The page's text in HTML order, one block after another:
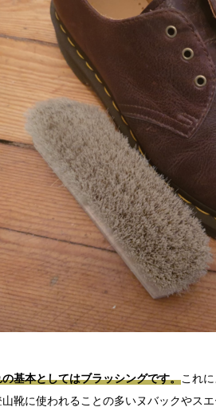
基本としてはブラッシングです。これ
靴に使われることの多いヌバックやス